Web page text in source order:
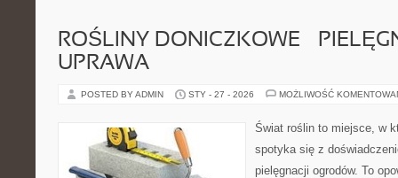
ROŚLINY DONICZKOWE –
UPRAWA
POSTED BY ADMIN STY - 27 - 2026 MOŻLIWOŚĆ
Świat roślin to miejsce, w
spotyka się z
pielęgnacji ogrodów. To